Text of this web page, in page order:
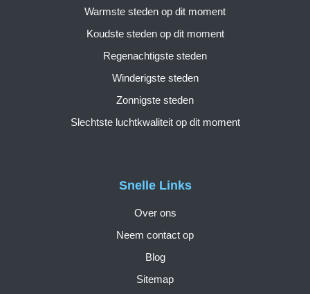
Snelle Links
Over ons
Neem contact op
Blog
Sitemap
Warmste steden op dit moment
Koudste steden op dit moment
Regenachtigste steden
Winderigste steden
Zonnigste steden
Slechtste luchtkwaliteit op dit moment